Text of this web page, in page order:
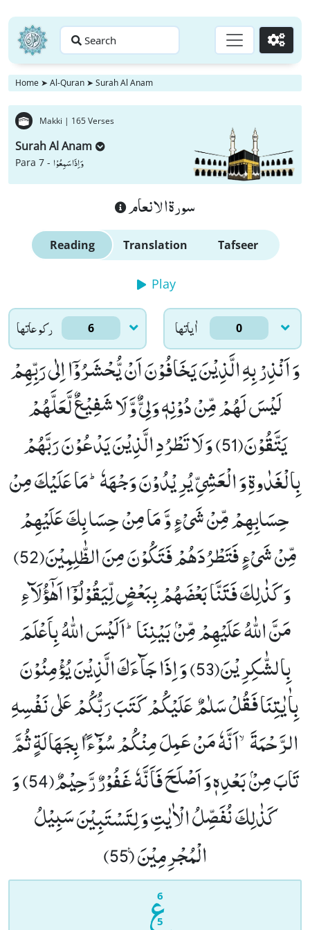
Search Go
Home ➤ Al-Quran ➤ Surah Al Anam
Makki | 165 Verses
Surah Al Anam
Para 7 - وَ اِذَا سَمِعُوْا
سورة الانعام
Reading Translation Tafseer
Play
ركوعاتها 6 اٰياتها 0
وَ اَنْذِرْ بِهِ الَّذِیْنَ یَخَافُوْنَ اَنْ یُّحْشَرُوْۤا اِلٰى رَبِّهِمْ
لَیْسَ لَهُمْ مِّنْ دُوْنِهٖ وَلِیٌّ وَّ لَا شَفِیْعٌ لَّعَلَّهُمْ
یَتَّقُوْنَ(51)
وَ لَا تَطْرُدِ الَّذِیْنَ یَدْعُوْنَ رَبَّهُمْ
بِالْغَدٰوةِ وَ الْعَشِیِّ یُرِیْدُوْنَ وَجْهَهٗؕ-مَا عَلَیْكَ مِنْ
حِسَابِهِمْ مِّنْ شَیْءٍ وَّ مَا مِنْ حِسَابِكَ عَلَیْهِمْ
مِّنْ شَیْءٍ فَتَطْرُدَهُمْ فَتَكُوْنَ مِنَ الظّٰلِمِیْنَ(52)
وَ كَذٰلِكَ فَتَنَّا بَعْضَهُمْ بِبَعْضٍ لِّیَقُوْلُوْۤا اَهٰۤؤُلَآءِ
مَنَّ اللّٰهُ عَلَیْهِمْ مِّنْۢ بَیْنِنَاؕ-اَلَیْسَ اللّٰهُ بِاَعْلَمَ
بِالشّٰكِرِیْنَ(53)
وَ اِذَا جَآءَكَ الَّذِیْنَ یُؤْمِنُوْنَ
بِاٰیٰتِنَا فَقُلْ سَلٰمٌ عَلَیْكُمْ كَتَبَ رَبُّكُمْ عَلٰى نَفْسِهِ
الرَّحْمَةَۙ-اَنَّهٗ مَنْ عَمِلَ مِنْكُمْ سُوْٓءًۢا بِجَهَالَةٍ ثُمَّ
تَابَ مِنْۢ بَعْدِهٖ وَ اَصْلَحَ فَاَنَّهٗ غَفُوْرٌ رَّحِیْمٌ(54)
وَ
كَذٰلِكَ نُفَصِّلُ الْاٰیٰتِ وَ لِتَسْتَبِیْنَ سَبِیْلُ
الْمُجْرِمِیْنَ۠ (55)
6
5